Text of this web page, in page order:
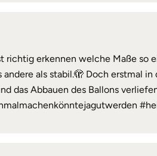
richtig erkennen welche Maße so
als stabil.🫣 Doch erstmal in
das Abbauen des Ballons